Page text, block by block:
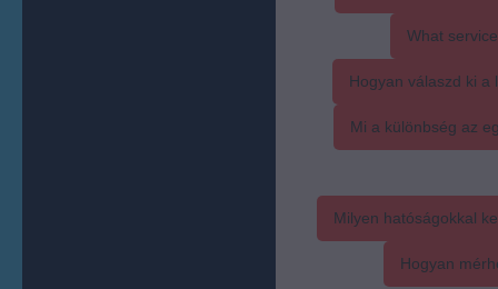
What
Hogyan válaszd ki a
Mi a különbség az
Milyen hatóságokkal
Hogyan